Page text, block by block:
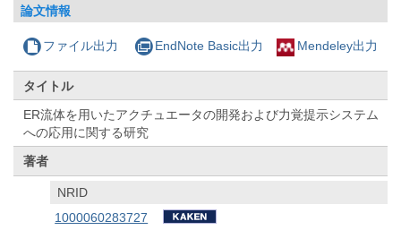
論文情報
ファイル出力 EndNote Basic出力 Mendeley出力
タイトル
ER流体を用いたアクチュエータの開発および力覚提示システム
への応用に関する研究
著者
NRID
1000060283727